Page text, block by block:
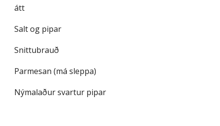
átt
Salt og pipar
Snittubrauð
Parmesan (má sleppa)
Nýmalaður svartur pipar